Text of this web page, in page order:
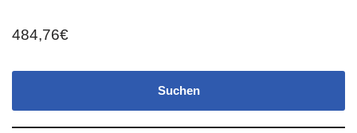
484,76€
Suchen